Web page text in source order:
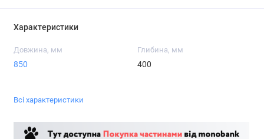
Характеристики
Довжина, мм
850
Глибина, мм
400
Всі характеристики